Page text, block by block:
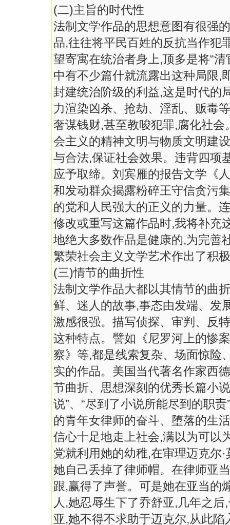
(二)主旨的时代性
法制文学作品的思想意图有很强
品,往往将平民百姓的反抗当作犯
望寄寓在统治者身上,顶多是将“
中有不少篇什就流露出这种局限,
封建统治阶级的利益,这是时代的
力渲染凶杀、抢劫、淫乱、贩毒
奢谋钱财,甚至教唆犯罪,腐化社
会主义的精神文明与物质文明建
与合法,保证社会效果。违背四项
应予取缔。刘宾雁的报告文学《
和发动群众揭露粉碎王守信贪污
的党和人民强大的正义的力量。
修改或重写这篇作品时,我将补充
地绝大多数作品是健康的,为完善
繁荣社会主义文学艺术作出了积
(三)情节的曲折性
法制文学作品大都以其情节的曲
鲜、迷人的故事,事态由发端、发
激感很强。描写侦探、审判、反
这种特点。譬如《尼罗河上的惨
察》等,都是线索复杂、场面惊险
实的作品。美国当代著名作家西
节曲折、思想深刻的优秀长篇小
说”、“尽到了小说所能尽到的职
的青年女律师的奋斗、堕落的生
信心十足地走上社会,满以为可以
党就利用她的幼稚,在审理迈克尔
她自己丢掉了律师帽。在律师亚
跟,赢得了声誉。可是她在亚当的
人,她忍辱生下了乔舒亚,几年之
亚,她不得不求助于迈克尔,从此